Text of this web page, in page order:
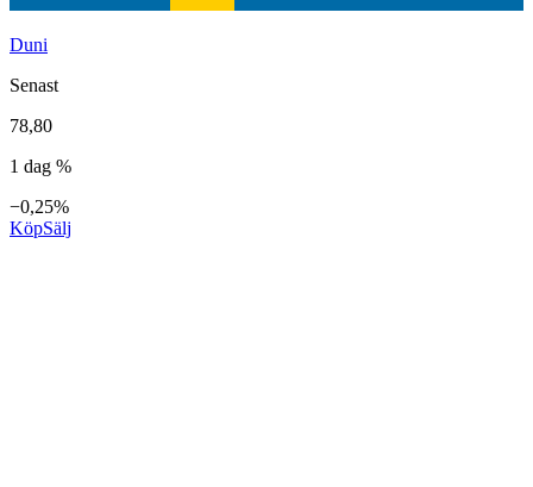
Duni
Senast
78,80
1 dag %
−0,25%
KöpSälj